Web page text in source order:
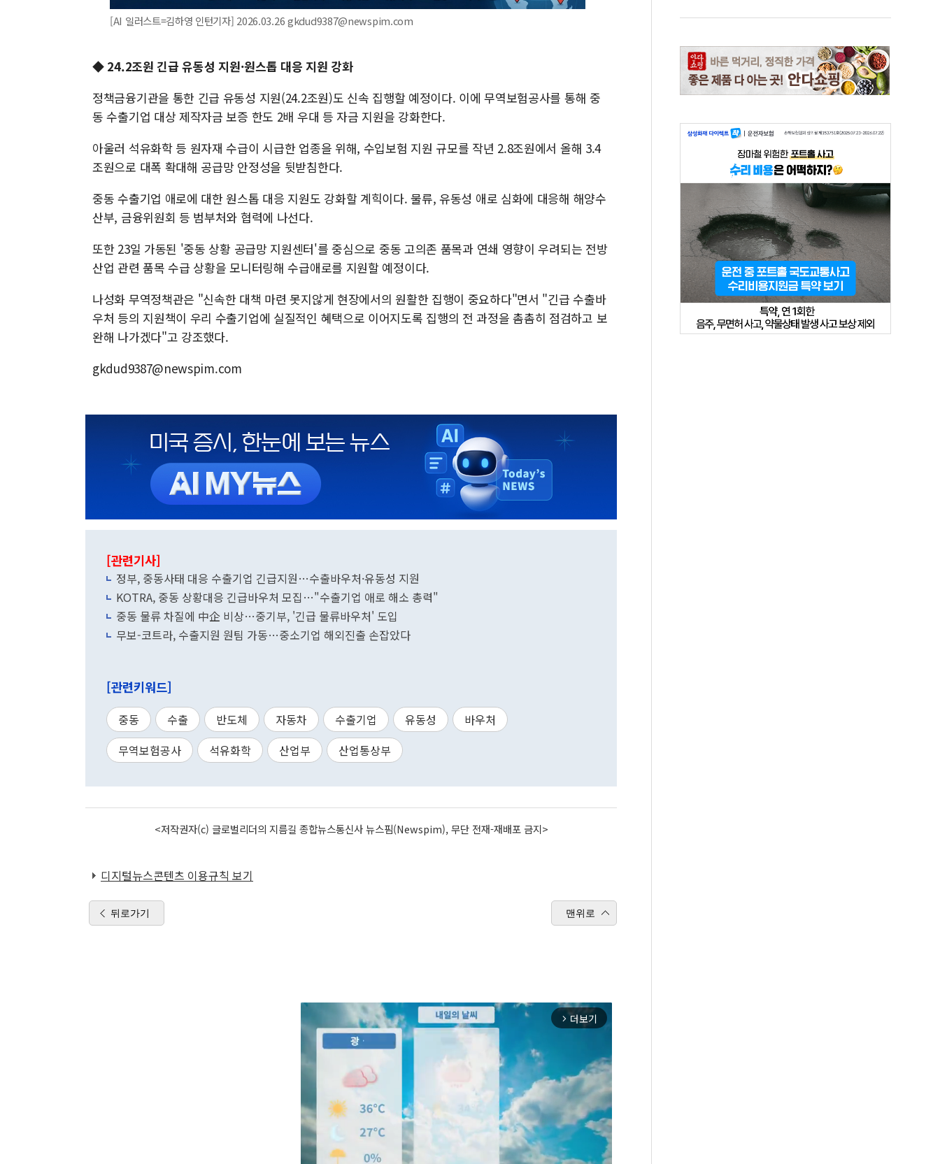
[AI 일러스트=김하영 인턴기자] 2026.03.26 gkdud9387@newspim.com
◆ 24.2조원 긴급 유동성 지원·원스톱 대응 지원 강화
정책금융기관을 통한 긴급 유동성 지원(24.2조원)도 신속 집행할 예정이다. 이에 무역보험공사를 통해 중
동 수출기업 대상 제작자금 보증 한도 2배 우대 등 자금 지원을 강화한다.
아울러 석유화학 등 원자재 수급이 시급한 업종을 위해, 수입보험 지원 규모를 작년 2.8조원에서 올해 3.4
조원으로 대폭 확대해 공급망 안정성을 뒷받침한다.
중동 수출기업 애로에 대한 원스톱 대응 지원도 강화할 계힉이다. 물류, 유동성 애로 심화에 대응해 해양수
산부, 금융위원회 등 범부처와 협력에 나선다.
또한 23일 가동된 '중동 상황 공급망 지원센터'를 중심으로 중동 고의존 품목과 연쇄 영향이 우려되는 전방
산업 관련 품목 수급 상황을 모니터링해 수급애로를 지원할 예정이다.
나성화 무역정책관은 "신속한 대책 마련 못지않게 현장에서의 원활한 집행이 중요하다"면서 "긴급 수출바
우처 등의 지원책이 우리 수출기업에 실질적인 혜택으로 이어지도록 집행의 전 과정을 촘촘히 점검하고 보
완해 나가겠다"고 강조했다.
gkdud9387@newspim.com
[관련기사]
정부, 중동사태 대응 수출기업 긴급지원…수출바우처·유동성 지원
KOTRA, 중동 상황대응 긴급바우처 모집…"수출기업 애로 해소 총력"
중동 물류 차질에 中企 비상…중기부, '긴급 물류바우처' 도입
무보-코트라, 수출지원 원팀 가동…중소기업 해외진출 손잡았다
[관련키워드]
중동 수출 반도체 자동차 수출기업 유동성
바우처
무역보험공사
석유화학 산업부 산업통상부
<저작권자(c) 글로벌리더의 지름길 종합뉴스통신사 뉴스핌(Newspim), 무단 전재-재배포 금지>
디지털뉴스콘텐츠 이용규칙 보기
뒤로가기 맨위로
arrow_forward_ios 더보기